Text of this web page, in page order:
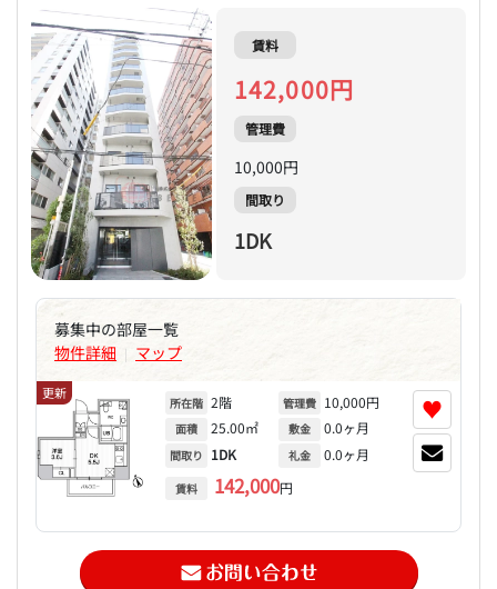
賃料
142,000円
管理費
10,000円
間取り
1DK
募集中の部屋一覧
物件詳細 | マップ
更新
所在階 2階
面積 25.00㎡
間取り 1DK
賃料 142,000円
管理費 10,000円
敷金 0.0ヶ月
礼金 0.0ヶ月
♥